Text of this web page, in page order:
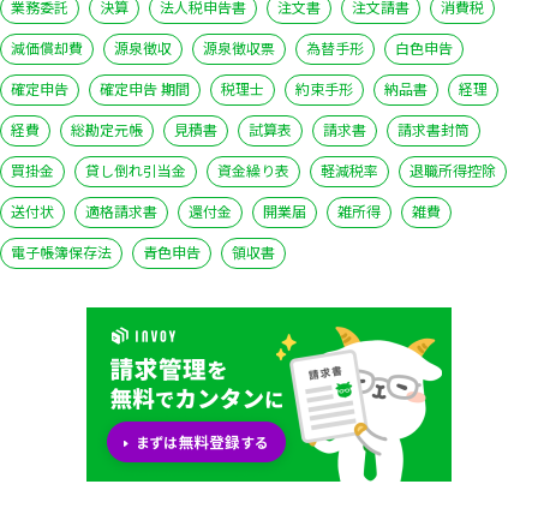
業務委託
決算 法人税申告書 注文書 注文請書
消費税
減価償却費
源泉徴収 源泉徴収票 為替手形
白色申告
確定申告
確定申告 期間 税理士 約束手形 納品書
経理
経費
総勘定元帳 見積書 試算表 請求書
請求書封筒
買掛金
貸し倒れ引当金 資金繰り表 軽減税率
退職所得控除
送付状
適格請求書 還付金 開業届 雑所得
雑費
電子帳簿保存法
青色申告 領収書